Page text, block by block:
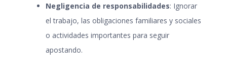
Negligencia de responsabilidades: Ignorar
el trabajo, las obligaciones familiares y sociales
o actividades importantes para seguir
apostando.